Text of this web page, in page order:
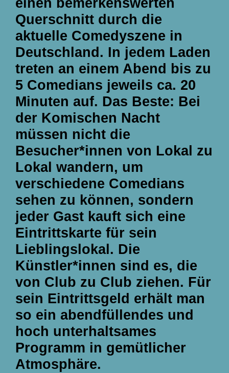
Querschnitt durch die
aktuelle Comedyszene in
Deutschland. In jedem Laden
treten an einem Abend bis zu
5 Comedians jeweils ca. 20
Minuten auf. Das Beste: Bei
der Komischen Nacht
müssen nicht die
Besucher*innen von Lokal zu
Lokal wandern, um
verschiedene Comedians
sehen zu können, sondern
jeder Gast kauft sich eine
Eintrittskarte für sein
Lieblingslokal. Die
Künstler*innen sind es, die
von Club zu Club ziehen. Für
sein Eintrittsgeld erhält man
so ein abendfüllendes und
hoch unterhaltsames
Programm in gemütlicher
Atmosphäre.